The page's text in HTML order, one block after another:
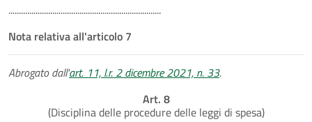
.........................................................................
Nota relativa all'articolo 7
Abrogato dall'art. 11, l.r. 2 dicembre 2021, n. 33.
Art. 8
(Disciplina delle procedure delle leggi di spesa)